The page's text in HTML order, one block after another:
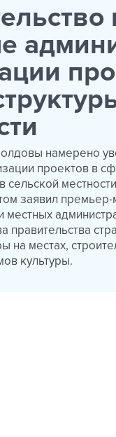
намерено
проектов в
сельской
заявил премьер-
местных
правительства
на местах,
культуры.